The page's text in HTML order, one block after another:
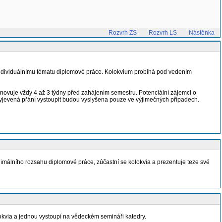
Rozvrh ZS Rozvrh LS
Nástěnka
tématu diplomové práce. Kolokvium probíhá pod vedením
vždy 4 až 3 týdny před zahájením semestru. Potenciální zájemci o
přání vystoupit budou vyslyšena pouze ve výjimečných případech.
rozsahu diplomové práce, zúčastní se kolokvia a prezentuje teze své
a jednou vystoupí na vědeckém semináři katedry.